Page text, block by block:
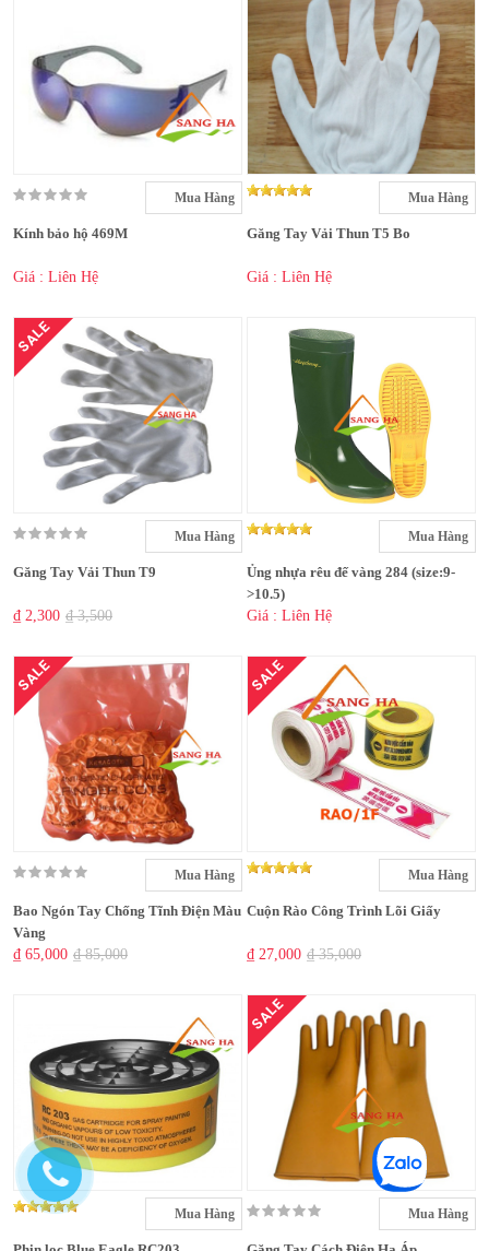
Mua Hàng
Kính bảo hộ 469M
Giá : Liên Hệ
Mua Hàng
Găng Tay Vải Thun T5 Bo
Giá : Liên Hệ
SALE
Mua Hàng
Găng Tay Vải Thun T9
₫ 2,300 ₫ 3,500
Mua Hàng
Ủng nhựa rêu đế vàng 284 (size:9-
>10.5)
Giá : Liên Hệ
SALE
Mua Hàng
Bao Ngón Tay Chống Tĩnh Điện Màu
Vàng
₫ 65,000 ₫ 85,000
SALE
Mua Hàng
Cuộn Rào Công Trình Lõi Giấy
₫ 27,000 ₫ 35,000
Mua Hàng
SALE
Mua Hàng